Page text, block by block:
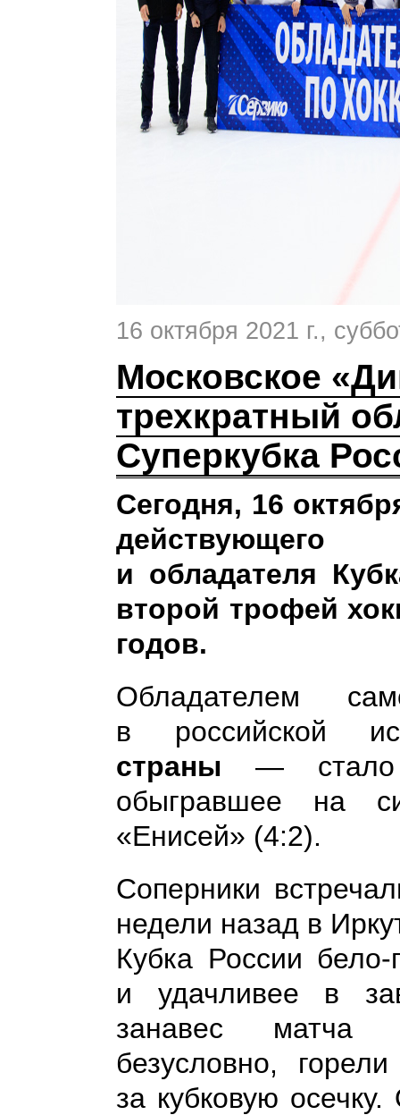
16 октября 2021 г.,
Московское
трехкратный
Суперкубка
Сегодня, 16
и обладателя
второй трофей
годов.
Обладателем
в российской
страны — стало
обыгравшее на
«Енисей» (4:2).
Соперники
недели назад в
Кубка России бело-
и удачливее в
занавес матча
безусловно,
за кубковую